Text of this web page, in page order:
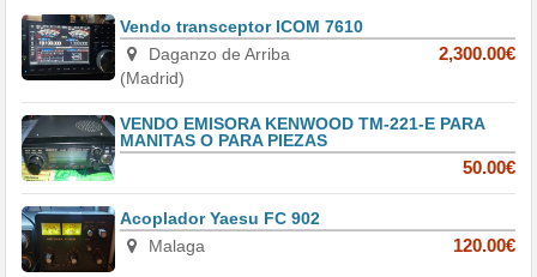
Vendo transceptor ICOM 7610
Daganzo de Arriba
(Madrid)
2,300.00€
VENDO EMISORA KENWOOD TM-221-E PARA
MANITAS O PARA PIEZAS
50.00€
Acoplador Yaesu FC 902
Malaga
120.00€